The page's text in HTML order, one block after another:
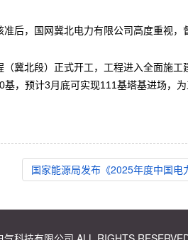
后，国网冀北电力有限公司高度重视，
冀北段）正式开工，工程进入全面施工
，预计3月底可实现111基塔基进场，
国家能源局发布《2025年度中国电